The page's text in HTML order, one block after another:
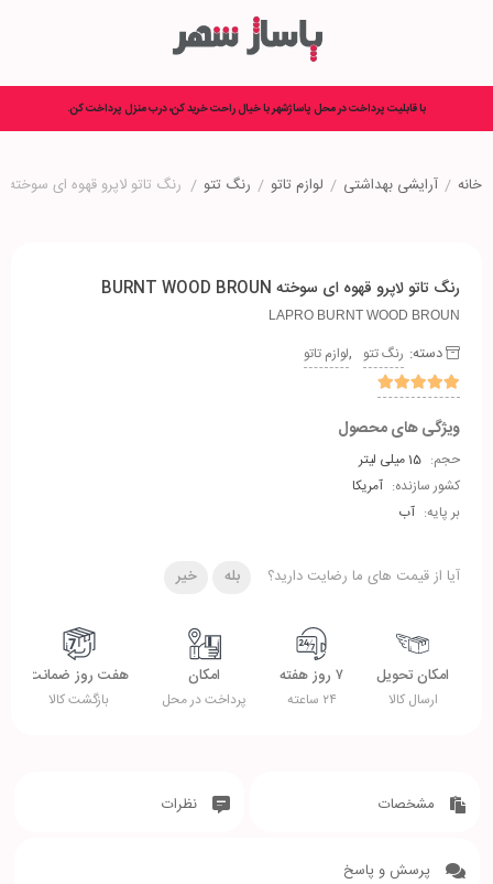
با قابلیت پرداخت در محل پاساژشهر با خیال راحت خرید کن، درب منزل پرداخت کن.
خانه / آرایشی بهداشتی / لوازم تاتو / رنگ تتو / رنگ تاتو لاپرو قهوه ای سوخته BURNT WOOD BROUN
رنگ تاتو لاپرو قهوه ای سوخته BURNT WOOD BROUN
LAPRO BURNT WOOD BROUN
دسته: رنگ تتو ,لوازم تاتو
ویژگی های محصول
حجم:
کشور سازنده: آمریکا
بر پایه: آب
آیا از قیمت های ما رضایت دارید؟ بله خیر
امکان تحویل
ارسال کالا
۷ روز هفته
۲۴ ساعته
امکان
پرداخت در محل
هفت روز ضمانت
بازگشت کالا
مشخصات نظرات
پرسش و پاسخ